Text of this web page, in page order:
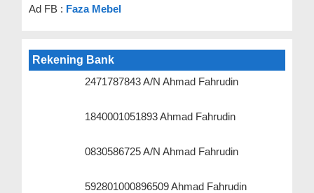
Ad FB : Faza Mebel
Rekening Bank
2471787843 A/N Ahmad Fahrudin
1840001051893 Ahmad Fahrudin
0830586725 A/N Ahmad Fahrudin
592801000896509 Ahmad Fahrudin